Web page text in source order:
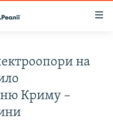
на
Криму –